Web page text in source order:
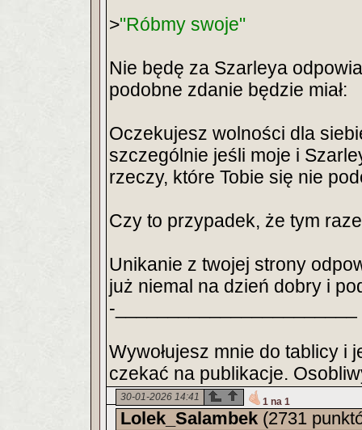
>"Róbmy swoje"
Nie będę za Szarleya
podobne zdanie będzie miał:
Oczekujesz wolności dla
szczególnie jeśli moje i
rzeczy, które Tobie się nie
Czy to przypadek, że tym
Unikanie z twojej strony
już niemal na dzień dobry i
-_______________________
Wywołujesz mnie do tablicy i
czekać na publikacje.
30-01-2026 14:41 1 na 1
Lolek_Salambek (2731